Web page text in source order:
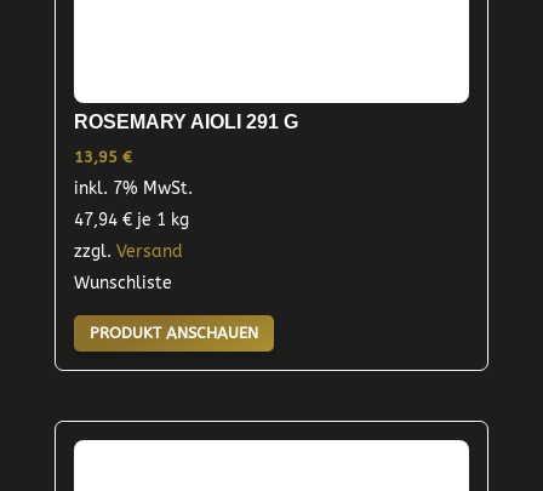
ROSEMARY AIOLI 291 G
13,95 €
inkl. 7% MwSt.
47,94 €je 1 kg
zzgl. Versand
Wunschliste
PRODUKT ANSCHAUEN